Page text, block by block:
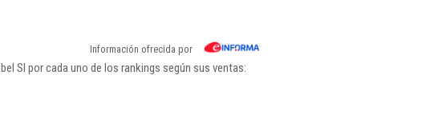
Información ofrecida por
Sl por cada uno de los rankings según sus ventas: